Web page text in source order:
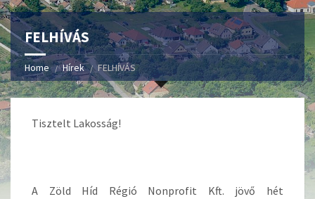
FELHÍVÁS
Home Hírek FELHÍVÁS
Tisztelt Lakosság!
A Zöld Híd Régió Nonprofit Kft. jövő hét